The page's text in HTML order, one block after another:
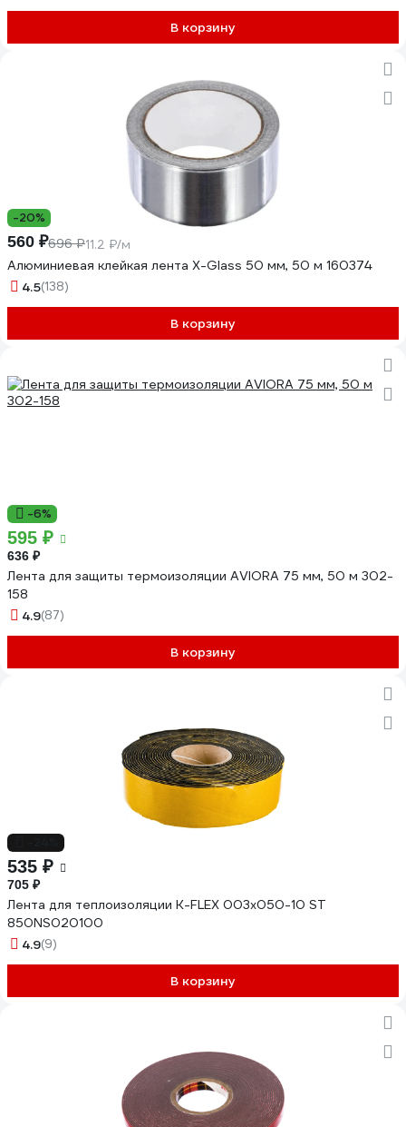
В корзину
-20%
560 ₽696 ₽11.2 ₽/м
Алюминиевая клейкая лента X-Glass 50 мм, 50 м 160374
4.5(138)
В корзину
-6%
595 ₽
636 ₽
Лента для защиты термоизоляции AVIORA 75 мм, 50 м 302-
158
4.9(87)
В корзину
535 ₽
705 ₽
Лента для теплоизоляции K-FLEX 003x050-10 ST
850NS020100
4.9(9)
В корзину